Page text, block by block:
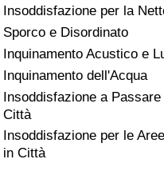
Insoddisfazione per la
Sporco e Disordinato
Inquinamento Acustico e
Inquinamento dell'Acqua
Insoddisfazione a Passare
Città
Insoddisfazione per le
in Città
Indice del Tasso di
Indice della Criminalità
Indice di criminalità per
Assistenza Sanitaria